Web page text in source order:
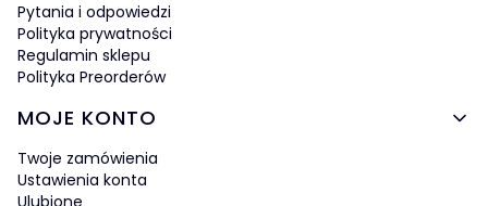
Pytania i odpowiedzi
Polityka prywatności
Regulamin sklepu
Polityka Preorderów
MOJE KONTO
Twoje zamówienia
Ustawienia konta